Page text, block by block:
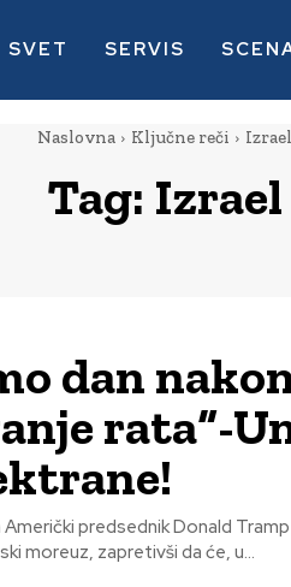
SVET SERVIS
Naslovna Ključne reči Izrael
Tag: Izrael
dan
rata“-
moreuz, zapretivši da će, u...